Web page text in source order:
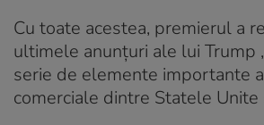
Cu toate acestea, premierul a
ultimele anunțuri ale lui Trump
serie de elemente importante
comerciale dintre Statele Unite